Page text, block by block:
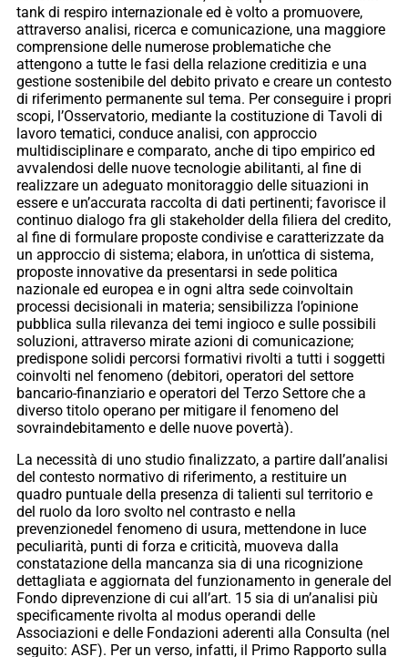
tank di respiro internazionale ed è volto a promuovere,
attraverso analisi, ricerca e comunicazione, una maggiore
comprensione delle numerose problematiche che
attengono a tutte le fasi della relazione creditizia e una
gestione sostenibile del debito privato e creare un contesto
di riferimento permanente sul tema. Per conseguire i propri
scopi, l’Osservatorio, mediante la costituzione di Tavoli di
lavoro tematici, conduce analisi, con approccio
multidisciplinare e comparato, anche di tipo empirico ed
avvalendosi delle nuove tecnologie abilitanti, al fine di
realizzare un adeguato monitoraggio delle situazioni in
essere e un’accurata raccolta di dati pertinenti; favorisce il
continuo dialogo fra gli stakeholder della filiera del credito,
al fine di formulare proposte condivise e caratterizzate da
un approccio di sistema; elabora, in un’ottica di sistema,
proposte innovative da presentarsi in sede politica
nazionale ed europea e in ogni altra sede coinvoltain
processi decisionali in materia; sensibilizza l’opinione
pubblica sulla rilevanza dei temi ingioco e sulle possibili
soluzioni, attraverso mirate azioni di comunicazione;
predispone solidi percorsi formativi rivolti a tutti i soggetti
coinvolti nel fenomeno (debitori, operatori del settore
bancario-finanziario e operatori del Terzo Settore che a
diverso titolo operano per mitigare il fenomeno del
sovraindebitamento e delle nuove povertà).
La necessità di uno studio finalizzato, a partire dall’analisi
del contesto normativo di riferimento, a restituire un
quadro puntuale della presenza di talienti sul territorio e
del ruolo da loro svolto nel contrasto e nella
prevenzionedel fenomeno di usura, mettendone in luce
peculiarità, punti di forza e criticità, muoveva dalla
constatazione della mancanza sia di una ricognizione
dettagliata e aggiornata del funzionamento in generale del
Fondo diprevenzione di cui all’art. 15 sia di un’analisi più
specificamente rivolta al modus operandi delle
Associazioni e delle Fondazioni aderenti alla Consulta (nel
seguito: ASF). Per un verso, infatti, il Primo Rapporto sulla